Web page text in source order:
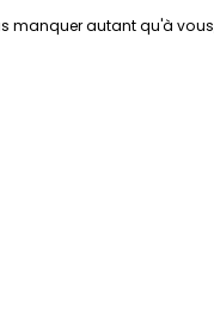
manquer autant qu'à